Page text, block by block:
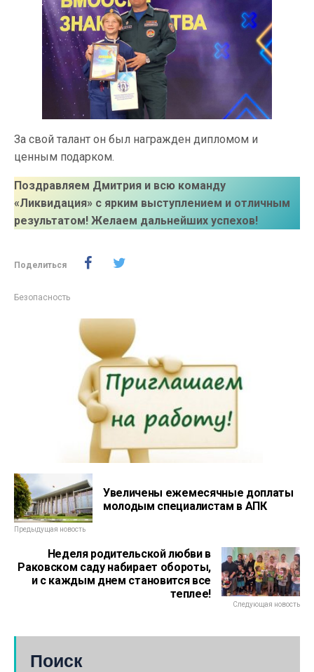
За свой талант он был награжден дипломом и
ценным подарком.
Поздравляем Дмитрия и всю команду
«Ликвидация» с ярким выступлением и отличным
результатом! Желаем дальнейших успехов!
Поделиться
Безопасность
Увеличены ежемесячные доплаты
молодым специалистам в АПК
Предыдущая новость
Неделя родительской любви в
Раковском саду набирает обороты,
и с каждым днем становится все
теплее!
Следующая новость
Поиск